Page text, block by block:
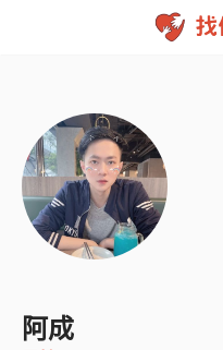
聯繫我們
登入
註冊
阿成